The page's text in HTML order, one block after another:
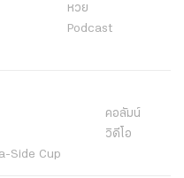
หวย
Podcast
คอลัมน์
วิดีโอ
Side Cup